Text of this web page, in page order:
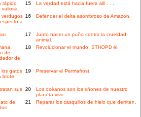
rápido
valiosa.
15 La verdad está hacia fuera allí . . .
verdugos
a
16 Defender el delta asombroso de Amazon.
17
Junto hacer un puño contra la crueldad
animal.
de
de
18 Revolucionar el mundo: STHOPD él.
los gatos
brote
19 Preservar el Permafrost.
sus 20
Los océanos son los riñones de nuestro
planeta vivo.
de
21 Reparar los casquillos de hielo que derriten.